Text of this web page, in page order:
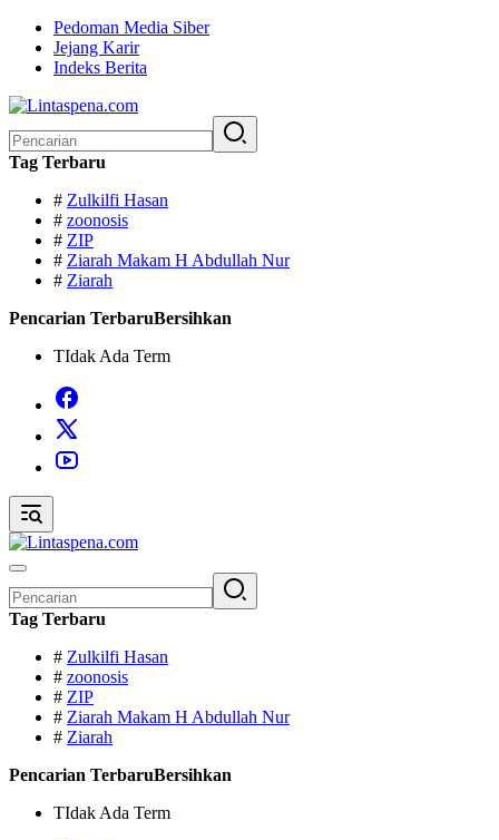
Langsung
konten
Pedoman Media Siber
Jejang Karir
Indeks Berita
untuk:
Tag Terbaru
# Zulkilfi Hasan
# zoonosis
# ZIP
# Ziarah Makam H Abdullah Nur
# Ziarah
Pencarian TerbaruBersihkan
TIdak Ada Term
untuk:
Tag Terbaru
# Zulkilfi Hasan
# zoonosis
# ZIP
# Ziarah Makam H Abdullah Nur
# Ziarah
Pencarian TerbaruBersihkan
TIdak Ada Term